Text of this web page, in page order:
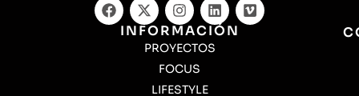
INFORMACIÓN
PROYECTOS
FOCUS
LIFESTYLE